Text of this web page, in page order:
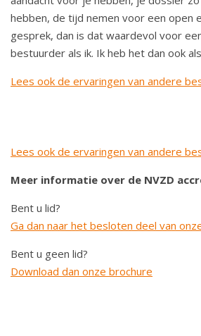
hebben, de tijd nemen voor een open
gesprek, dan is dat waardevol voor
bestuurder als ik. Ik heb het dan ook
Lees ook de ervaringen van andere
Lees ook de ervaringen van andere
Meer informatie over de NVZD
Bent u lid?
Ga dan naar het besloten deel van
Bent u geen lid?
Download dan onze brochure